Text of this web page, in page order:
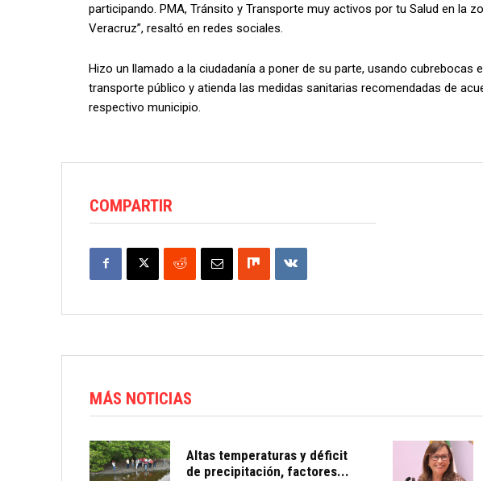
participando. PMA, Tránsito y Transporte muy activos por tu Salud en la
Veracruz”, resaltó en redes sociales.
Hizo un llamado a la ciudadanía a poner de su parte, usando cubrebocas
transporte público y atienda las medidas sanitarias recomendadas de
respectivo municipio.
COMPARTIR
MÁS NOTICIAS
Altas temperaturas y déficit
de precipitación, factores...